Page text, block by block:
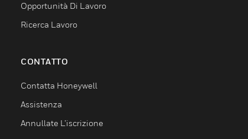
Opportunità Di Lavoro
Ricerca Lavoro
CONTATTO
Contatta Honeywell
Assistenza
Annullate L’iscrizione